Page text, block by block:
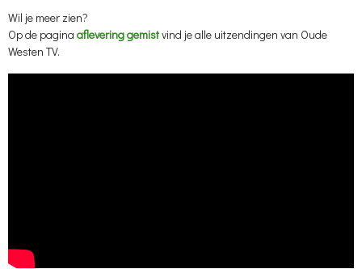
Wil je meer zien?
Op de pagina aflevering gemistvind je alle uitzendingen van Oude
Westen TV.